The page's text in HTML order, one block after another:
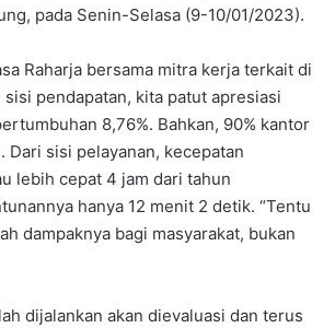
pada Senin-Selasa (9-10/01/2023).
Raharja bersama mitra kerja terkait di
pendapatan, kita patut apresiasi
8,76%. Bahkan, 90% kantor
Dari sisi pelayanan, kecepatan
lebih cepat 4 jam dari tahun
hanya 12 menit 2 detik. “Tentu
dampaknya bagi masyarakat, bukan
dijalankan akan dievaluasi dan terus